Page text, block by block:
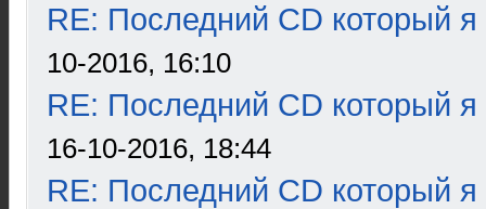
RE: Последний CD который я
10-2016, 16:10
RE: Последний CD который я
16-10-2016, 18:44
RE: Последний CD который я